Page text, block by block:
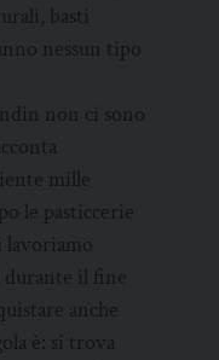
basti
nessun tipo
non ci sono
mille
le pasticcerie
durante il fine
anche
è: si trova